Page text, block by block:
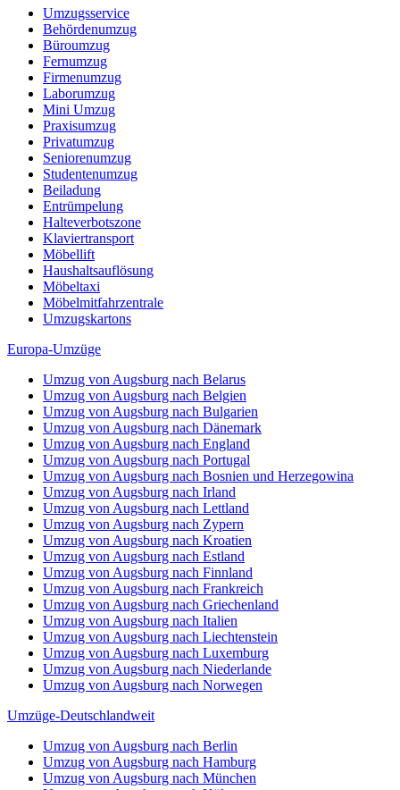
Umzugsservice
Behördenumzug
Büroumzug
Fernumzug
Firmenumzug
Laborumzug
Mini Umzug
Praxisumzug
Privatumzug
Seniorenumzug
Studentenumzug
Beiladung
Entrümpelung
Halteverbotszone
Klaviertransport
Möbellift
Haushaltsauflösung
Möbeltaxi
Möbelmitfahrzentrale
Umzugskartons
Europa-Umzüge
Umzug von Augsburg nach Belarus
Umzug von Augsburg nach Belgien
Umzug von Augsburg nach Bulgarien
Umzug von Augsburg nach Dänemark
Umzug von Augsburg nach England
Umzug von Augsburg nach Portugal
Umzug von Augsburg nach Bosnien und Herzegowina
Umzug von Augsburg nach Irland
Umzug von Augsburg nach Lettland
Umzug von Augsburg nach Zypern
Umzug von Augsburg nach Kroatien
Umzug von Augsburg nach Estland
Umzug von Augsburg nach Finnland
Umzug von Augsburg nach Frankreich
Umzug von Augsburg nach Griechenland
Umzug von Augsburg nach Italien
Umzug von Augsburg nach Liechtenstein
Umzug von Augsburg nach Luxemburg
Umzug von Augsburg nach Niederlande
Umzug von Augsburg nach Norwegen
Umzüge-Deutschlandweit
Umzug von Augsburg nach Berlin
Umzug von Augsburg nach Hamburg
Umzug von Augsburg nach München